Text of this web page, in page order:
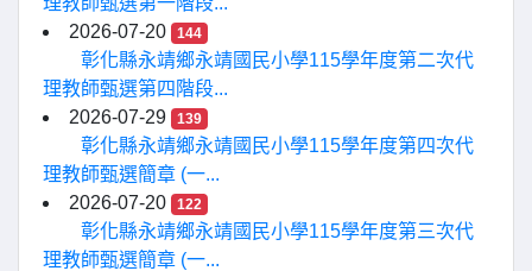
2026-07-20
144
彰化縣永靖鄉永靖國民小學115學年度第二次代
理教師甄選第四階段...
2026-07-29
139
彰化縣永靖鄉永靖國民小學115學年度第四次代
理教師甄選簡章 (一...
2026-07-20
122
彰化縣永靖鄉永靖國民小學115學年度第三次代
理教師甄選簡章 (一...